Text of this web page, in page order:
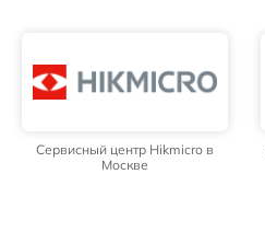
Сервисный центр Hikmicro в
Москве